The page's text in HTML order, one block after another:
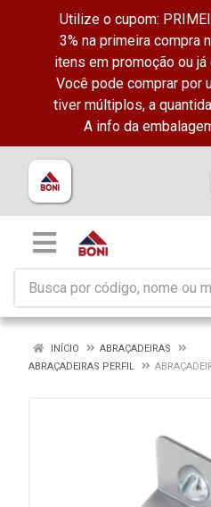
Utilize o cupom:
3% na primeira compra
itens em promoção ou
Você pode comprar por
tiver múltiplos, a
A info da
INÍCIO
ABRAÇADEIRAS
ABRAÇADEIRAS PERFIL